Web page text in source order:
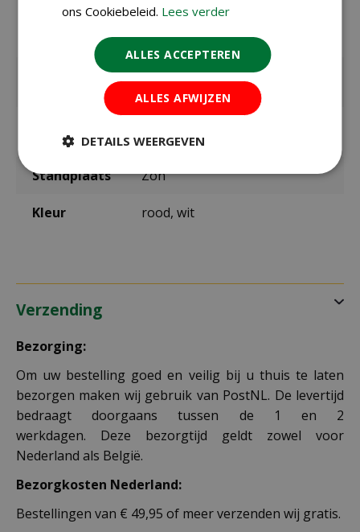
Zaaien / april t/m juni
juli t/m oktober
in cm
Standplaats Zon
Kleur rood, wit
Verzending
Bezorging:
Om uw bestelling goed en veilig bij u thuis te laten
bezorgen maken wij gebruik van PostNL. De levertijd
bedraagt doorgaans tussen de 1 en 2
werkdagen. Deze bezorgtijd geldt zowel voor
Nederland als België.
Bezorgkosten Nederland:
Bestellingen van € 49,95 of meer verzenden wij gratis.
ons Cookiebeleid. Lees verder
ALLES ACCEPTEREN
ALLES AFWIJZEN
DETAILS WEERGEVEN